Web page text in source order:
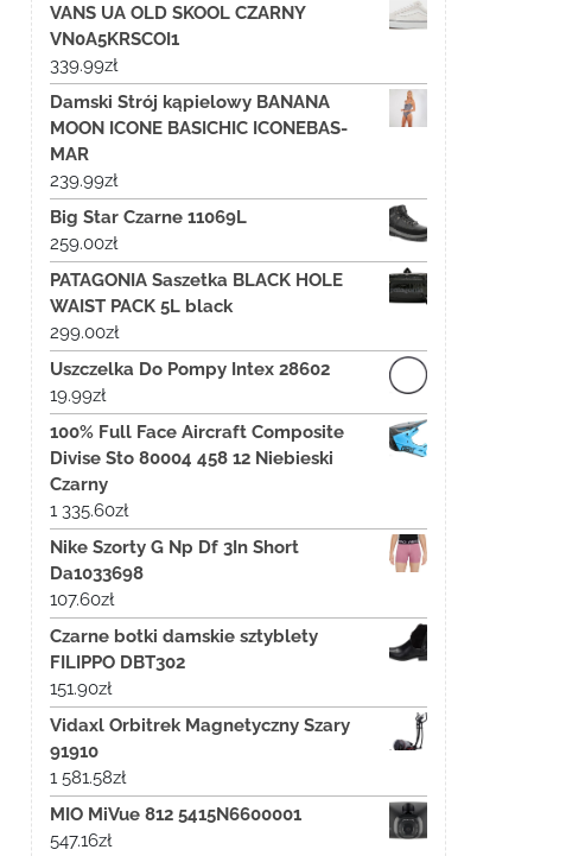
VANS UA OLD SKOOL CZARNY
VN0A5KRSCOI1
339.99zł
Damski Strój kąpielowy BANANA
MOON ICONE BASICHIC ICONEBAS-
MAR
239.99zł
Big Star Czarne 11069L
259.00zł
PATAGONIA Saszetka BLACK HOLE
WAIST PACK 5L black
299.00zł
Uszczelka Do Pompy Intex 28602
19.99zł
100% Full Face Aircraft Composite
Divise Sto 80004 458 12 Niebieski
Czarny
1 335.60zł
Nike Szorty G Np Df 3In Short
Da1033698
107.60zł
Czarne botki damskie sztyblety
FILIPPO DBT302
151.90zł
Vidaxl Orbitrek Magnetyczny Szary
91910
1 581.58zł
MIO MiVue 812 5415N6600001
547.16zł